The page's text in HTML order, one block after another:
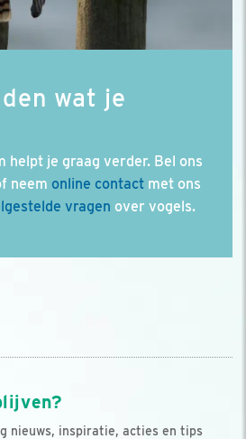
wat je
helpt je graag verder. Bel ons
neem online contact met ons
vragen over vogels.
nieuws, inspiratie, acties en tips